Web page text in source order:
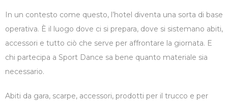
In un contesto come questo, l’hotel diventa una sorta di base
operativa. È il luogo dove ci si prepara, dove si sistemano abiti,
accessori e tutto ciò che serve per affrontare la giornata. E
chi partecipa a Sport Dance sa bene quanto materiale sia
necessario.
Abiti da gara, scarpe, accessori, prodotti per il trucco e per